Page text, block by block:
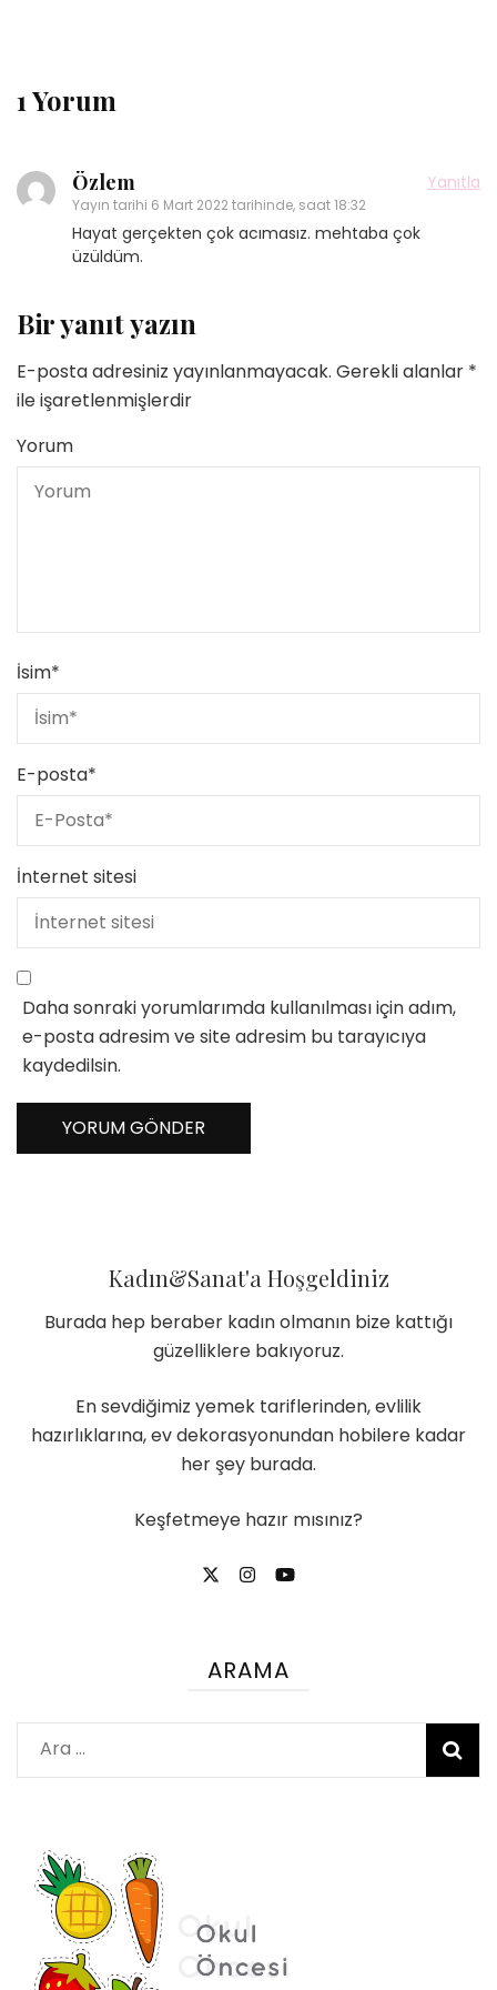
1 Yorum
Özlem
Yayın tarihi 6 Mart 2022 tarihinde, saat 18:32
Yanıtla
Hayat gerçekten çok acımasız. mehtaba çok
üzüldüm.
Bir yanıt yazın
E-posta adresiniz yayınlanmayacak. Gerekli alanlar *
ile işaretlenmişlerdir
Yorum
İsim*
E-posta*
İnternet sitesi
Daha sonraki yorumlarımda kullanılması için adım,
e-posta adresim ve site adresim bu tarayıcıya
kaydedilsin.
Kadın&Sanat'a Hoşgeldiniz
Burada hep beraber kadın olmanın bize kattığı
güzelliklere bakıyoruz.
En sevdiğimiz yemek tariflerinden, evlilik
hazırlıklarına, ev dekorasyonundan hobilere kadar
her şey burada.
Keşfetmeye hazır mısınız?
ARAMA
Arama: